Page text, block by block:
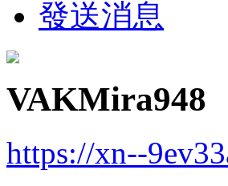
發送消息
VAKMira948
https://xn--